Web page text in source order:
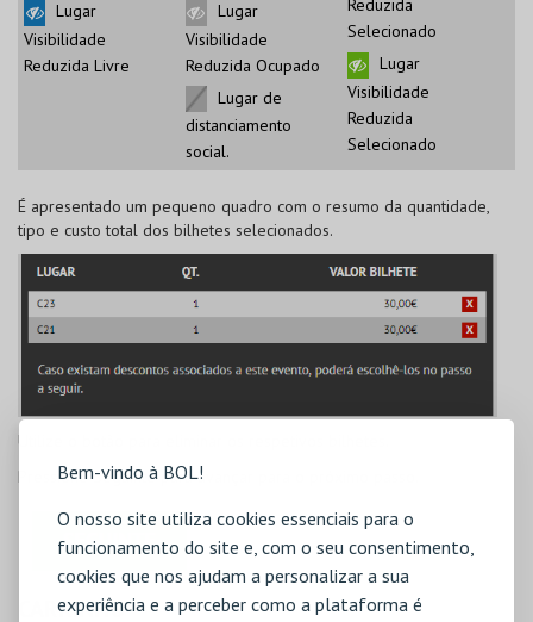
Bem-vindo à BOL!
O nosso site utiliza cookies essenciais para o
funcionamento do site e, com o seu consentimento,
cookies que nos ajudam a personalizar a sua
experiência e a perceber como a plataforma é
Lugar
Visibilidade
Reduzida Livre
Lugar
Visibilidade
Reduzida Ocupado
Lugar de
distanciamento
social.
Reduzida
Selecionado
Lugar
Visibilidade
Reduzida
Selecionado
É apresentado um pequeno quadro com o resumo da quantidade,
tipo e custo total dos bilhetes selecionados.
Utilize o botão
PressioneSeguintepara avançar para o próximo passo.
CARRINHO